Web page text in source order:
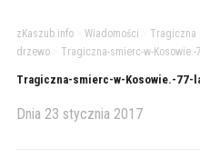
zKaszub.info> Wiadomości
Tragiczna
drzewo> Tragiczna-smierc-w-
Tragiczna-smierc-w-Kosowie.-77-
Dnia 23 stycznia 2017